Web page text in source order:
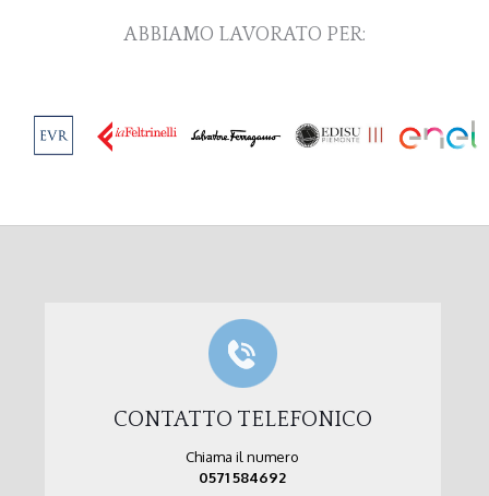
ABBIAMO LAVORATO PER:
CONTATTO TELEFONICO
Chiama il numero
0571 584692